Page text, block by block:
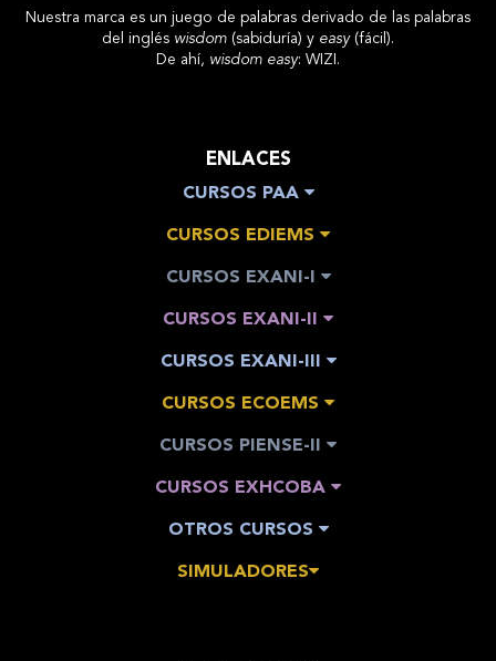
Nuestra marca es un juego de palabras derivado de las palabras
del inglés wisdom (sabiduría) y easy(fácil).
De ahí, wisdom easy: WIZI.
ENLACES
CURSOS PAA
CURSOS EDIEMS
CURSOS EXANI-I
CURSOS EXANI-II
CURSOS EXANI-III
CURSOS ECOEMS
CURSOS PIENSE-II
CURSOS EXHCOBA
OTROS CURSOS
SIMULADORES